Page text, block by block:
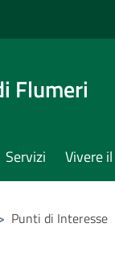
Flumeri
Servizi Vivere
Punti di Interesse